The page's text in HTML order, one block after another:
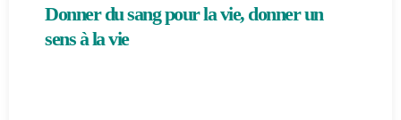
Donner du sang pour la vie, donner un
sens à la vie